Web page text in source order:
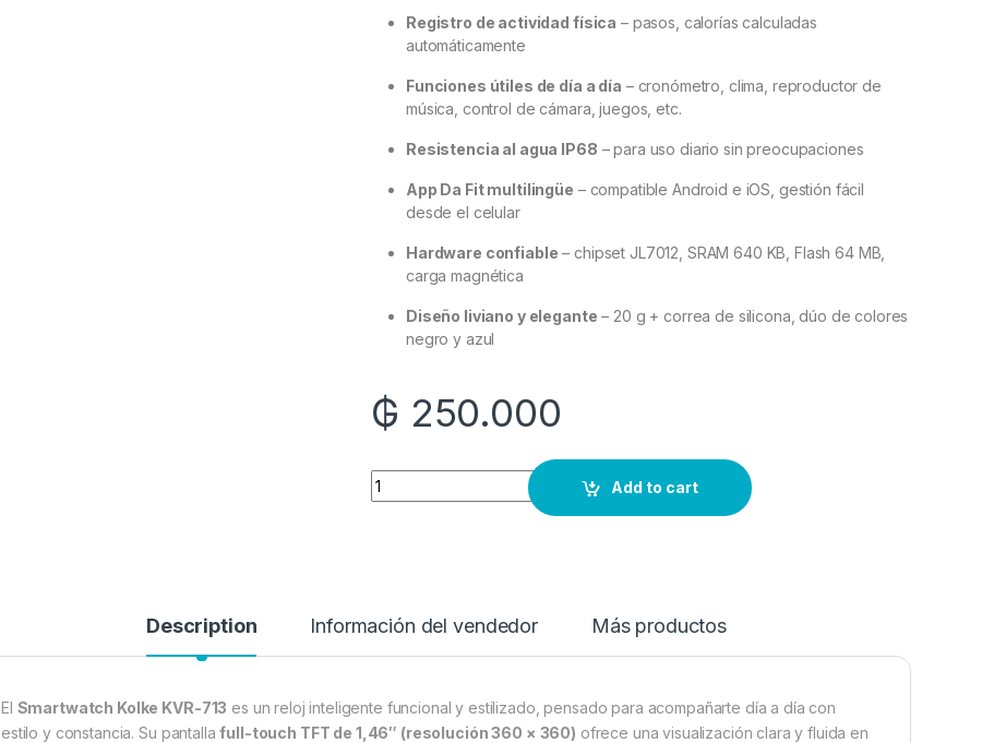
Registro de actividad física – pasos, calorías calculadas
automáticamente
Funciones útiles de día a día – cronómetro, clima, reproductor de
música, control de cámara, juegos, etc.
Resistencia al agua IP68 – para uso diario sin preocupaciones
App Da Fit multilingüe – compatible Android e iOS, gestión fácil
desde el celular
Hardware confiable – chipset JL7012, SRAM 640 KB, Flash 64 MB,
carga magnética
Diseño liviano y elegante – 20 g + correa de silicona, dúo de colores
negro y azul
₲ 250.000
Quantity
Add to cart
Description Información del vendedor Más productos
El Smartwatch Kolke KVR-713 es un reloj inteligente funcional y estilizado, pensado para acompañarte día a día con
estilo y constancia. Su pantallafull-touch TFT de 1,46″ (resolución 360 × 360) ofrece una visualización clara y fluida en